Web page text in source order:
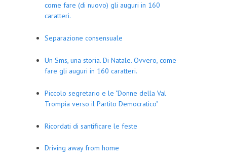
come fare (di nuovo) gli auguri in 160
caratteri.
Separazione consensuale
Un Sms, una storia. Di Natale. Ovvero, come
fare gli auguri in 160 caratteri.
Piccolo segretario e le "Donne della Val
Trompia verso il Partito Democratico"
Ricordati di santificare le feste
Driving away from home